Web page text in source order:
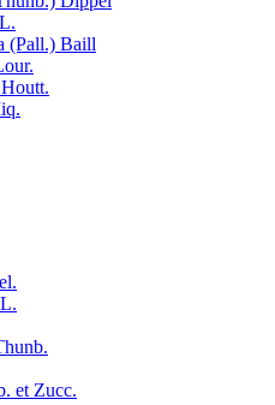
(Pall.) Baill
et Zucc.